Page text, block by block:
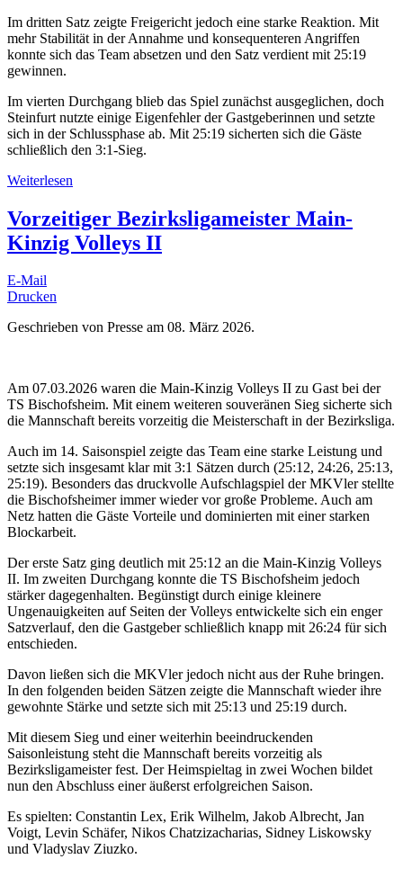
Im dritten Satz zeigte Freigericht jedoch eine starke Reaktion. Mit
mehr Stabilität in der Annahme und konsequenteren Angriffen
konnte sich das Team absetzen und den Satz verdient mit 25:19
gewinnen.
Im vierten Durchgang blieb das Spiel zunächst ausgeglichen, doch
Steinfurt nutzte einige Eigenfehler der Gastgeberinnen und setzte
sich in der Schlussphase ab. Mit 25:19 sicherten sich die Gäste
schließlich den 3:1-Sieg.
Weiterlesen
Vorzeitiger Bezirksligameister Main-
Kinzig Volleys II
E-Mail
Drucken
Geschrieben von Presse am 08. März 2026.
Am 07.03.2026 waren die Main-Kinzig Volleys II zu Gast bei der
TS Bischofsheim. Mit einem weiteren souveränen Sieg sicherte sich
die Mannschaft bereits vorzeitig die Meisterschaft in der Bezirksliga.
Auch im 14. Saisonspiel zeigte das Team eine starke Leistung und
setzte sich insgesamt klar mit 3:1 Sätzen durch (25:12, 24:26, 25:13,
25:19). Besonders das druckvolle Aufschlagspiel der MKVler stellte
die Bischofsheimer immer wieder vor große Probleme. Auch am
Netz hatten die Gäste Vorteile und dominierten mit einer starken
Blockarbeit.
Der erste Satz ging deutlich mit 25:12 an die Main-Kinzig Volleys
II. Im zweiten Durchgang konnte die TS Bischofsheim jedoch
stärker dagegenhalten. Begünstigt durch einige kleinere
Ungenauigkeiten auf Seiten der Volleys entwickelte sich ein enger
Satzverlauf, den die Gastgeber schließlich knapp mit 26:24 für sich
entschieden.
Davon ließen sich die MKVler jedoch nicht aus der Ruhe bringen.
In den folgenden beiden Sätzen zeigte die Mannschaft wieder ihre
gewohnte Stärke und setzte sich mit 25:13 und 25:19 durch.
Mit diesem Sieg und einer weiterhin beeindruckenden
Saisonleistung steht die Mannschaft bereits vorzeitig als
Bezirksligameister fest. Der Heimspieltag in zwei Wochen bildet
nun den Abschluss einer äußerst erfolgreichen Saison.
Es spielten: Constantin Lex, Erik Wilhelm, Jakob Albrecht, Jan
Voigt, Levin Schäfer, Nikos Chatzizacharias, Sidney Liskowsky
und Vladyslav Ziuzko.